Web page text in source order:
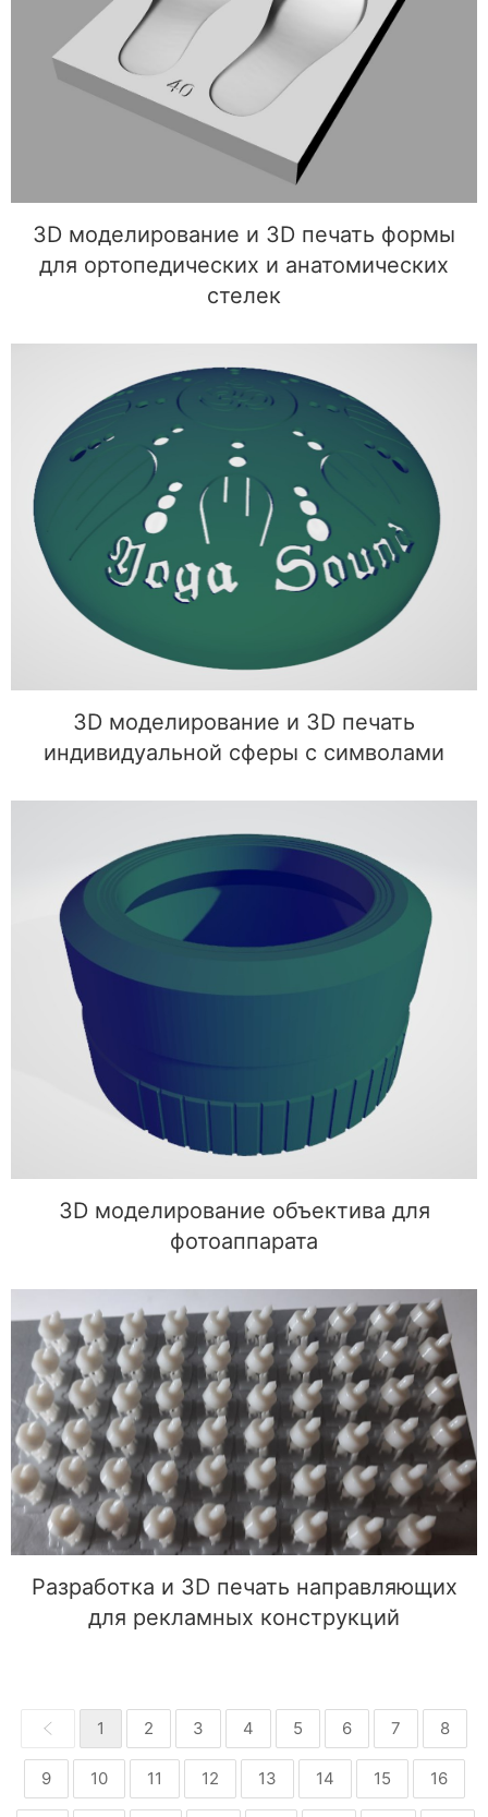
3D моделирование и 3D печать формы для
ортопедических и анатомических стелек
3D моделирование и 3D печать формы
для ортопедических и анатомических
стелек
3D моделирование и 3D печать
индивидуальной сферы с символами
3D моделирование и 3D печать
индивидуальной сферы с символами
3D моделирование объектива для
3D моделирование объектива для
фотоаппарата
Разработка и 3D печать направляющих для
рекламных конструкций
Разработка и 3D печать направляющих
для рекламных конструкций
1 2 3 4 5 6 7 8
9 10 11 12 13 14 15 16